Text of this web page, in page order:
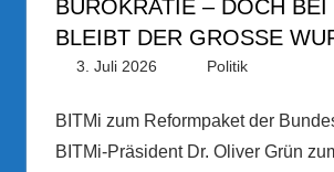
BÜROKRATIE – DOCH BEI
BLEIBT DER GROSSE
3. Juli 2026 PRGateway
Politik
BITMi zum Reformpaket der
BITMi-Präsident Dr. Oliver Grün